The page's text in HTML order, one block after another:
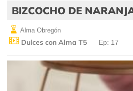
BIZCOCHO DE
Alma Obregón
Dulces con Alma T5 Ep: 17